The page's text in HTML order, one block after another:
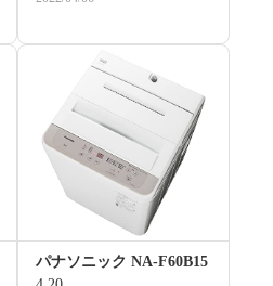
パナソニック NA-F60B15